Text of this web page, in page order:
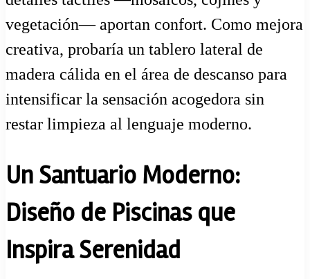
vegetación— aportan confort. Como mejora
creativa, probaría un tablero lateral de
madera cálida en el área de descanso para
intensificar la sensación acogedora sin
restar limpieza al lenguaje moderno.
Un Santuario Moderno:
Diseño de Piscinas que
Inspira Serenidad